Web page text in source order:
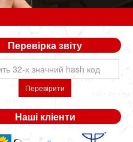
Перевірка звіту
Перевірити
Наші кліенти